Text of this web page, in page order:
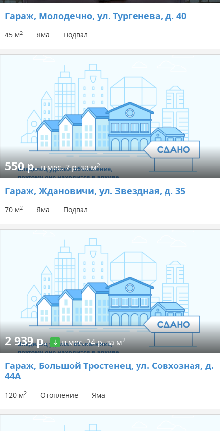
Гараж, Молодечно, ул. Тургенева, д. 40
45 м2 Яма Подвал
550 р.в мес.7 р. за м2
Гараж, Ждановичи, ул. Звездная, д. 35
70 м2 Яма Подвал
2 939 р. в мес.24 р. за м2
Гараж, Большой Тростенец, ул. Совхозная, д.
44А
120 м2 Отопление Яма